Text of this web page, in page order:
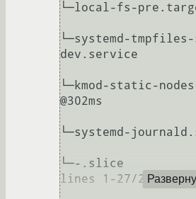
└─local-fs-
└─systemd-
dev.service
└─kmod-static-
@302ms
└─systemd-
└─-.slice
lines 1-27/27 (END)